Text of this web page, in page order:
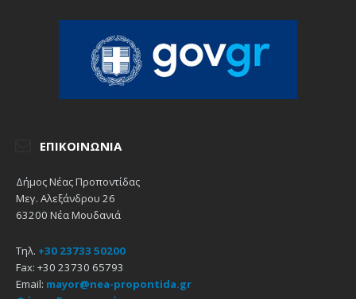
ΕΠΙΚΟΙΝΩΝΊΑ
Δήμος Νέας Προποντίδας
Μεγ. Αλεξάνδρου 26
63200 Νέα Μουδανιά
Τηλ. +30 23733 50200
Fax: +30 23730 65793
Email: mayor@nea-propontida.gr